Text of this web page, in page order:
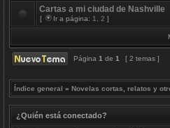
Cartas a mi ciudad de Nashville
[ Ir a página: 1 2 ]
Página 1 de 1 [ 2 temas ]
Índice general » Novelas cortas, relatos y
¿Quién está conectado?